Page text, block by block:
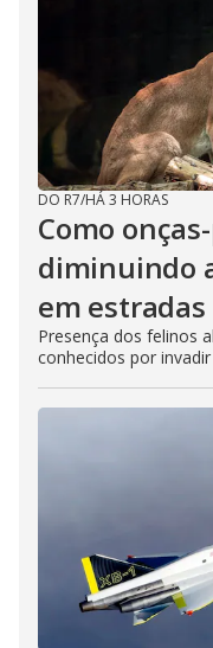
DO R7/HÁ 3 HORAS
Como
diminuindo
em estradas
Presença dos felinos
conhecidos por